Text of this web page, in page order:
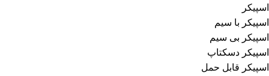
اسپیکر
اسپیکر با سیم
اسپیکر بی سیم
اسپیکر دسکتاپ
اسپیکر قابل حمل